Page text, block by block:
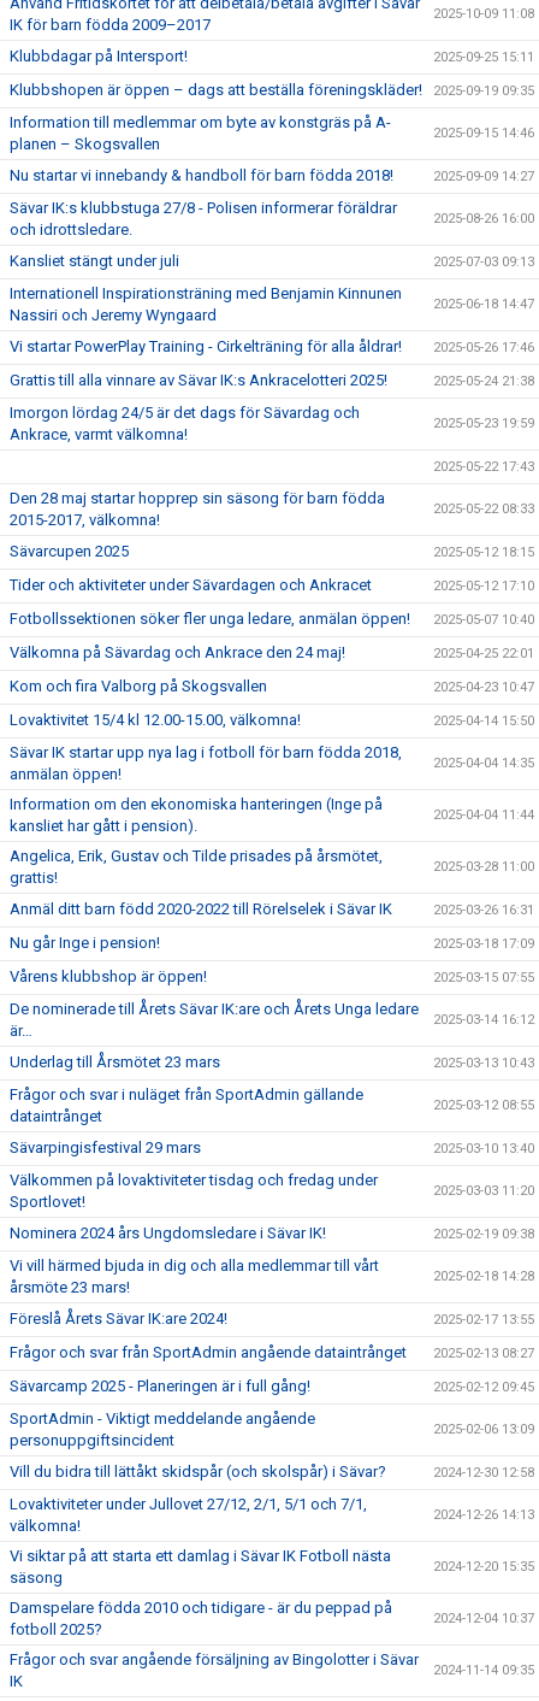
IK för barn födda 2009–2017
2025-10-09 11:08
Klubbdagar på Intersport! 2025-09-25 15:11
Klubbshopen är öppen – dags att beställa föreningskläder! 2025-09-19 09:35
Information till medlemmar om byte av konstgräs på A-
planen – Skogsvallen
2025-09-15 14:46
Nu startar vi innebandy & handboll för barn födda 2018! 2025-09-09 14:27
Sävar IK:s klubbstuga 27/8 - Polisen informerar föräldrar
och idrottsledare.
2025-08-26 16:00
Kansliet stängt under juli 2025-07-03 09:13
Internationell Inspirationsträning med Benjamin Kinnunen
Nassiri och Jeremy Wyngaard
2025-06-18 14:47
Vi startar PowerPlay Training - Cirkelträning för alla åldrar! 2025-05-26 17:46
Grattis till alla vinnare av Sävar IK:s Ankracelotteri 2025! 2025-05-24 21:38
Imorgon lördag 24/5 är det dags för Sävardag och
Ankrace, varmt välkomna!
2025-05-23 19:59
2025-05-22 17:43
Den 28 maj startar hopprep sin säsong för barn födda
2015-2017, välkomna!
2025-05-22 08:33
Sävarcupen 2025 2025-05-12 18:15
Tider och aktiviteter under Sävardagen och Ankracet 2025-05-12 17:10
Fotbollssektionen söker fler unga ledare, anmälan öppen! 2025-05-07 10:40
Välkomna på Sävardag och Ankrace den 24 maj! 2025-04-25 22:01
Kom och fira Valborg på Skogsvallen 2025-04-23 10:47
Lovaktivitet 15/4 kl 12.00-15.00, välkomna! 2025-04-14 15:50
Sävar IK startar upp nya lag i fotboll för barn födda 2018,
anmälan öppen!
2025-04-04 14:35
Information om den ekonomiska hanteringen (Inge på
kansliet har gått i pension).
2025-04-04 11:44
Angelica, Erik, Gustav och Tilde prisades på årsmötet,
grattis!
2025-03-28 11:00
Anmäl ditt barn född 2020-2022 till Rörelselek i Sävar IK 2025-03-26 16:31
Nu går Inge i pension! 2025-03-18 17:09
Vårens klubbshop är öppen! 2025-03-15 07:55
De nominerade till Årets Sävar IK:are och Årets Unga ledare
är…
2025-03-14 16:12
Underlag till Årsmötet 23 mars 2025-03-13 10:43
Frågor och svar i nuläget från SportAdmin gällande
dataintrånget
2025-03-12 08:55
Sävarpingisfestival 29 mars 2025-03-10 13:40
Välkommen på lovaktiviteter tisdag och fredag under
Sportlovet!
2025-03-03 11:20
Nominera 2024 års Ungdomsledare i Sävar IK! 2025-02-19 09:38
Vi vill härmed bjuda in dig och alla medlemmar till vårt
årsmöte 23 mars!
2025-02-18 14:28
Föreslå Årets Sävar IK:are 2024! 2025-02-17 13:55
Frågor och svar från SportAdmin angående dataintrånget 2025-02-13 08:27
Sävarcamp 2025 - Planeringen är i full gång! 2025-02-12 09:45
SportAdmin - Viktigt meddelande angående
personuppgiftsincident
2025-02-06 13:09
Vill du bidra till lättåkt skidspår (och skolspår) i Sävar? 2024-12-30 12:58
Lovaktiviteter under Jullovet 27/12, 2/1, 5/1 och 7/1,
välkomna!
2024-12-26 14:13
Vi siktar på att starta ett damlag i Sävar IK Fotboll nästa
säsong
2024-12-20 15:35
Damspelare födda 2010 och tidigare - är du peppad på
fotboll 2025?
2024-12-04 10:37
Frågor och svar angående försäljning av Bingolotter i Sävar
IK
2024-11-14 09:35